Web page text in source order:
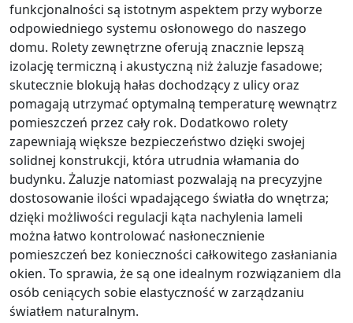
funkcjonalności są istotnym aspektem przy wyborze
odpowiedniego systemu osłonowego do naszego
domu. Rolety zewnętrzne oferują znacznie lepszą
izolację termiczną i akustyczną niż żaluzje fasadowe;
skutecznie blokują hałas dochodzący z ulicy oraz
pomagają utrzymać optymalną temperaturę wewnątrz
pomieszczeń przez cały rok. Dodatkowo rolety
zapewniają większe bezpieczeństwo dzięki swojej
solidnej konstrukcji, która utrudnia włamania do
budynku. Żaluzje natomiast pozwalają na precyzyjne
dostosowanie ilości wpadającego światła do wnętrza;
dzięki możliwości regulacji kąta nachylenia lameli
można łatwo kontrolować nasłonecznienie
pomieszczeń bez konieczności całkowitego zasłaniania
okien. To sprawia, że są one idealnym rozwiązaniem dla
osób ceniących sobie elastyczność w zarządzaniu
światłem naturalnym.